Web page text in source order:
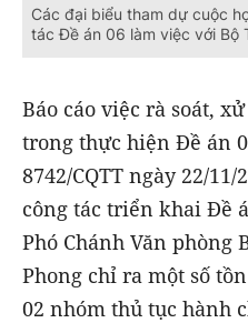
Các đại biểu tham dự cuộc
tác Đề án 06 làm việc với Bộ
Báo cáo việc rà soát,
trong thực hiện Đề án
8742/CQTT ngày 22/
công tác triển khai Đề
Phó Chánh Văn phòng
Phong chỉ ra một số
02 nhóm thủ tục hành